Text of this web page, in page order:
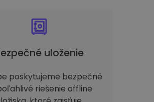
uloženie
poskytujeme bezpečné
riešenie offline